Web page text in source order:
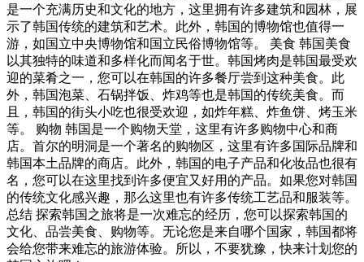
是一个充满历史和文化的地方，这里拥有许多建筑和园林，展
示了韩国传统的建筑和艺术。此外，韩国的博物馆也值得一
游，如国立中央博物馆和国立民俗博物馆等。 美食 韩国美食
以其独特的味道和多样化而闻名于世。韩国烤肉是韩国最受欢
迎的菜肴之一，您可以在韩国的许多餐厅尝到这种美食。此
外，韩国泡菜、石锅拌饭、炸鸡等也是韩国的传统美食。而
且，韩国的街头小吃也很受欢迎，如炸年糕、炸鱼饼、烤玉米
等。 购物 韩国是一个购物天堂，这里有许多购物中心和商
店。首尔的明洞是一个著名的购物区，这里有许多国际品牌和
韩国本土品牌的商店。此外，韩国的电子产品和化妆品也很有
名，您可以在这里找到许多便宜又好用的产品。如果您对韩国
的传统文化感兴趣，那么这里也有许多传统工艺品和服装等。
总结 探索韩国之旅将是一次难忘的经历，您可以探索韩国的
文化、品尝美食、购物等。无论您是来自哪个国家，韩国都将
会给您带来难忘的旅游体验。所以，不要犹豫，快来计划您的